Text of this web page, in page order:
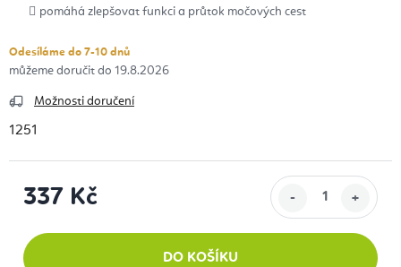
pomáhá zlepšovat funkci a průtok močových cest
Odesíláme do 7-10 dnů
19.8.2026
Možnosti doručení
1251
337 Kč
DO KOŠÍKU